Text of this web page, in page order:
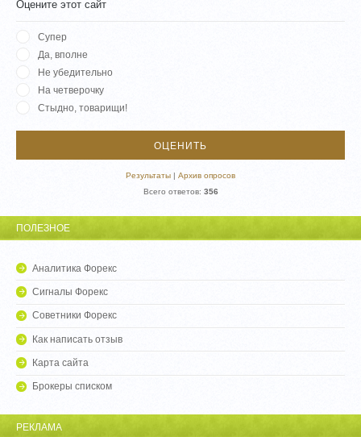
Оцените этот сайт
Супер
Да, вполне
Не убедительно
На четверочку
Стыдно, товарищи!
Результаты | Архив опросов
Всего ответов: 356
ПОЛЕЗНОЕ
Аналитика Форекс
Сигналы Форекс
Советники Форекс
Как написать отзыв
Карта сайта
Брокеры списком
РЕКЛАМА